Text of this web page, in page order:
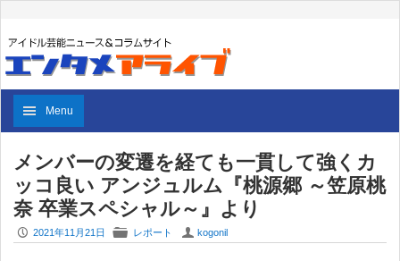
Menu
メンバーの変遷を経ても一貫して強くカ
ッコ良い アンジュルム『桃源郷 ～笠原桃
奈 卒業スペシャル～』より
P 2021年11月21日 F レポート U kogonil